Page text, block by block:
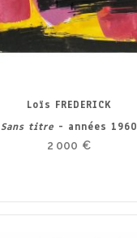
Loïs FREDERICK
Sans titre - années 1960
2 000 €